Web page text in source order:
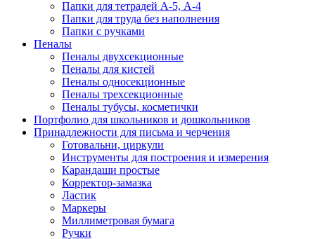
Папки для тетрадей А-5, А-4
Папки для труда без наполнения
Папки с ручками
Пеналы
Пеналы двухсекционные
Пеналы для кистей
Пеналы односекционные
Пеналы трехсекционные
Пеналы тубусы, косметички
Портфолио для школьников и дошкольников
Принадлежности для письма и черчения
Готовальни, циркули
Инструменты для построения и измерения
Карандаши простые
Корректор-замазка
Ластик
Маркеры
Миллиметровая бумага
Ручки